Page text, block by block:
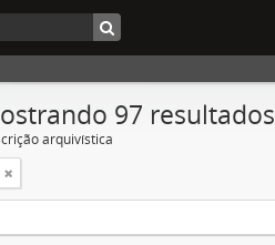
97 resultados
arquivística